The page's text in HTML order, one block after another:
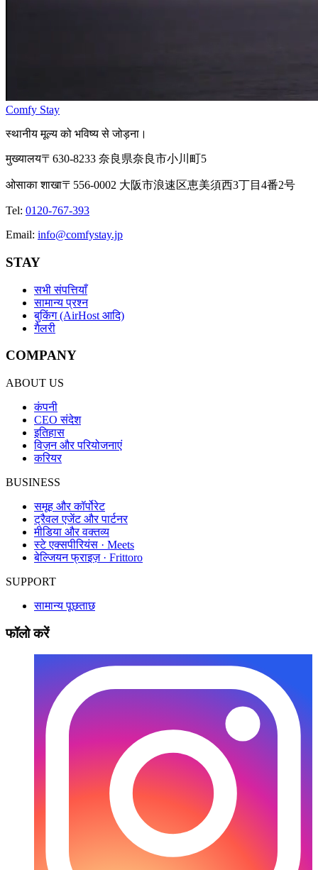
Comfy Stay
स्थानीय मूल्य को भविष्य से जोड़ना।
मुख्यालय〒630-8233 奈良県奈良市小川町5
ओसाका शाखा〒556-0002 大阪市浪速区恵美須西3丁目4番2号
Tel: 0120-767-393
Email: info@comfystay.jp
STAY
सभी संपत्तियाँ
सामान्य प्रश्न
बुकिंग (AirHost आदि)
गैलरी
COMPANY
ABOUT US
कंपनी
CEO संदेश
इतिहास
विज़न और परियोजनाएं
करियर
BUSINESS
समूह और कॉर्पोरेट
ट्रैवल एजेंट और पार्टनर
मीडिया और वक्तव्य
स्टे एक्सपीरियंस · Meets
बेल्जियन फ्राइज़ · Frittoro
SUPPORT
सामान्य पूछताछ
फॉलो करें